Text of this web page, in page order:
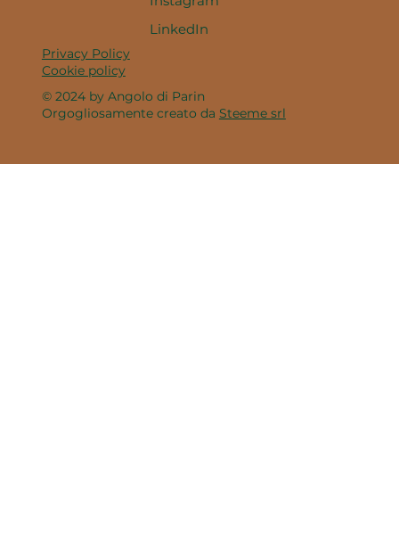
LinkedIn
Privacy Policy
Cookie policy
© 2024 by Angolo di Parin
Orgogliosamente creato da Steeme srl